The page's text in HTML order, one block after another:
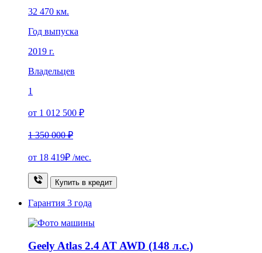
32 470 км.
Год выпуска
2019 г.
Владельцев
1
от 1 012 500 ₽
1 350 000 ₽
от 18 419₽ /мес.
Купить в кредит
Гарантия 3 года
Geely Atlas 2.4 AT AWD (148 л.с.)